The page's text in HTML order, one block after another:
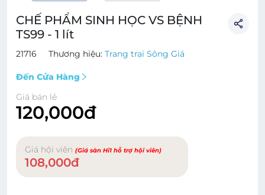
CHẾ PHẨM SINH HỌC VS BỆNH
TS99 - 1 lít
21716 Thương hiệu: Trang trại Sông Giá
Đến Cửa Hàng
Giá bán lẻ
120,000đ
Giá hội viên (Giá sàn Hi1 hỗ trợ hội viên)
108,000đ